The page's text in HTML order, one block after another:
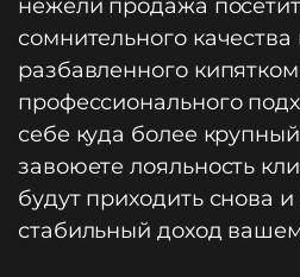
нежели продажа
сомнительного качества
разбавленного
профессионального
себе куда более
завоюете лояльность
будут приходить снова
стабильный доход